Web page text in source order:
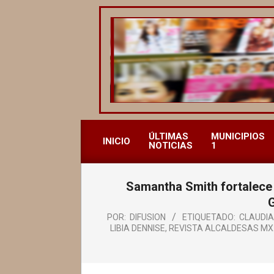
REVISTA
ALCALDESAS
MX
INICIO
ÚLTIMAS
NOTICIAS
MUNICIPIOS
1
Samantha Smith
POR: DIFUSION ETIQUETADO:
LIBIA DENNISE, REVISTA ALCALDESAS MX.